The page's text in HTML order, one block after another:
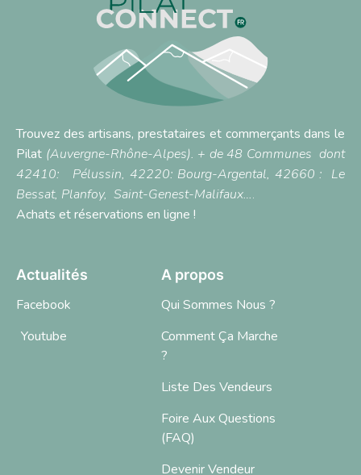
Trouvez des artisans, prestataires et commerçants dans le
Pilat (Auvergne-Rhône-Alpes). + de 48 Communes dont
42410: Pélussin, 42220: Bourg-Argental, 42660 : Le
Bessat, Planfoy, Saint-Genest-Malifaux….
Achats et réservations en ligne !
Actualités
Facebook
Youtube
A propos
Qui Sommes Nous ?
Comment Ça Marche
?
Liste Des Vendeurs
Foire Aux Questions
(FAQ)
Devenir Vendeur